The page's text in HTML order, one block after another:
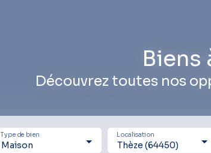
Biens
Découvrez toutes nos
Maison
Type de bien
Thèze (64450)
Localisation